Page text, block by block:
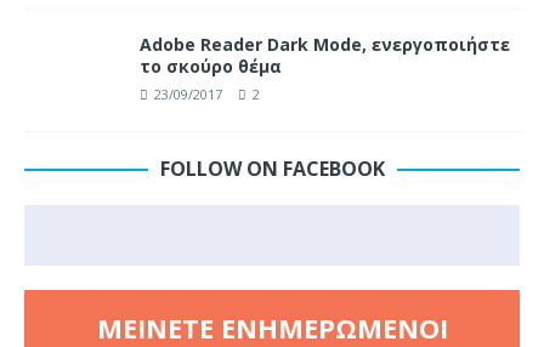
Adobe Reader Dark Mode, ενεργοποιήστε
το σκούρο θέμα
23/09/2017 2
FOLLOW ON FACEBOOK
ΜΕΊΝΕΤΕ ΕΝΗΜΕΡΩΜΈΝΟΙ